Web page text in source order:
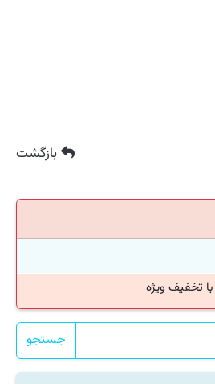
بازگشت
با تخفیف ویژه
جستجو